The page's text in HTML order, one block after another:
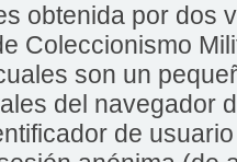
obtenida por dos
Coleccionismo
son un
del navegador
de